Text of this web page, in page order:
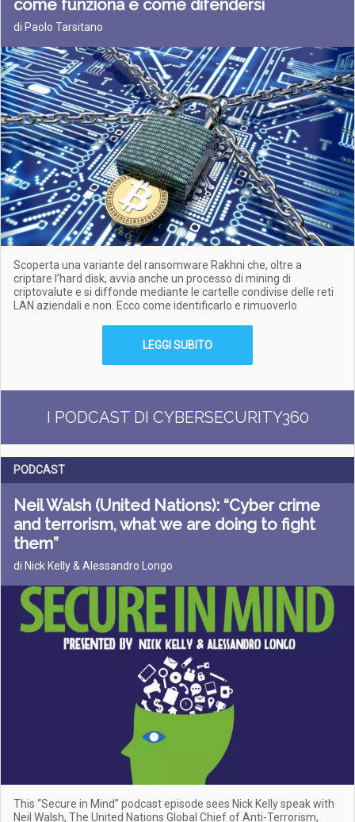
come funziona e come difendersi
di Paolo Tarsitano
Scoperta una variante del ransomware Rakhni che, oltre a
criptare l’hard disk, avvia anche un processo di mining di
criptovalute e si diffonde mediante le cartelle condivise delle reti
LAN aziendali e non. Ecco come identificarlo e rimuoverlo
LEGGI SUBITO
I PODCAST DI CYBERSECURITY360
PODCAST
Neil Walsh (United Nations): “Cyber crime
and terrorism, what we are doing to fight
them”
di Nick Kelly & Alessandro Longo
This “Secure in Mind” podcast episode sees Nick Kelly speak with
Neil Walsh, The United Nations Global Chief of Anti-Terrorism,